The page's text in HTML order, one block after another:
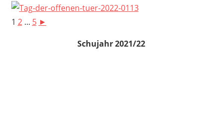
1 2 ... 5 ►
Schujahr 2021/22